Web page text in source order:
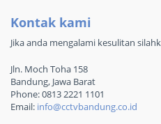
Kontak kami
Jika anda mengalami kesulitan
Jln. Moch Toha 158
Bandung, Jawa Barat
Phone: 0813 2221 1101
Email: info@cctvbandung.co.id